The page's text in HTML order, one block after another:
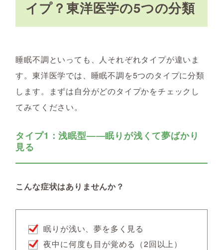
イプ？東洋医学の5つの分類
睡眠不調といっても、人それぞれタイプが違いま
す。東洋医学では、睡眠不調を5つのタイプに分類
します。まずは自分がどのタイプかをチェックし
てみてください。
タイプ1：浅眠型――眠りが浅くて夢ばかり
見る
こんな症状はありませんか？
眠りが浅い、夢を多く見る
夜中に何度も目が覚める（2回以上）